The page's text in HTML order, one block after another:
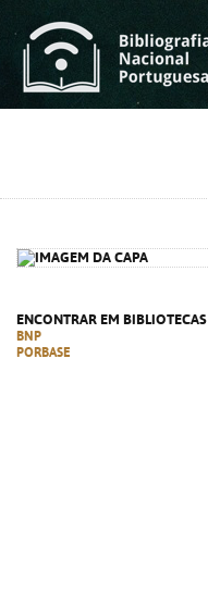
ENCONTRAR EM BIBLIOTECAS
BNP
PORBASE